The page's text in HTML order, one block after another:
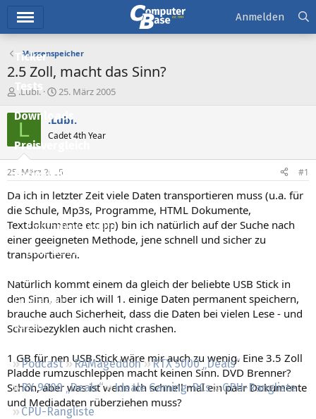
Ticker
Tests
Downloads
Preisvergleich
Forum
Aktuelles
Empfohlene Inhalte
Neue Beiträge
Leserartikel
Regeln
Podcast RAMageddon
RTX 5000 „Deals“
RX 9000 „Deals“
Ideale Gaming-PCs
GPU-Rangliste
CPU-Rangliste
Anmelden
Massenspeicher
2.5 Zoll, macht das Sinn?
E
s
e
e
r
.Lubi.
E
s
e
l
t
a
m
25. März 2005
L .Lubi.
Cadet 4th Year
25. März 2005 #1
Da ich in letzter Zeit viele Daten transportieren muss (u.a. für
die Schule, Mp3s, Programme, HTML Dokumente,
Textdokumente etc pp) bin ich natürlich auf der Suche nach
einer geeigneten Methode, jene schnell und sicher zu
transportieren.
Natürlich kommt einem da gleich der beliebte USB Stick in
den Sinn, aber ich will 1. einige Daten permanent speichern,
brauche auch Sicherheit, dass die Daten bei vielen Lese - und
Schreibezyklen auch nicht crashen.
1 GB für nen USB Stick wäre mir auch zu wenig. Eine 3.5 Zoll
Pladde rumzuschleppen macht keinen Sinn. DVD Brenner?
Schön, aber was ist wenn ich schnell mal ein paar Dokumente
und Mediadaten rüberziehen muss?